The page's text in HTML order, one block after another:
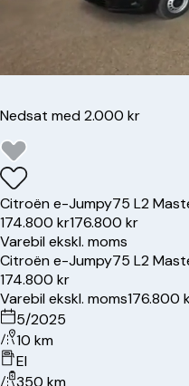
Nedsat med 2.000 kr
Citroëne-Jumpy75 L2
174.800 kr176.800 kr
Varebil ekskl. moms
Citroëne-Jumpy75 L2
174.800 kr
Varebil ekskl. moms176.800
5/2025
10 km
El
350 km